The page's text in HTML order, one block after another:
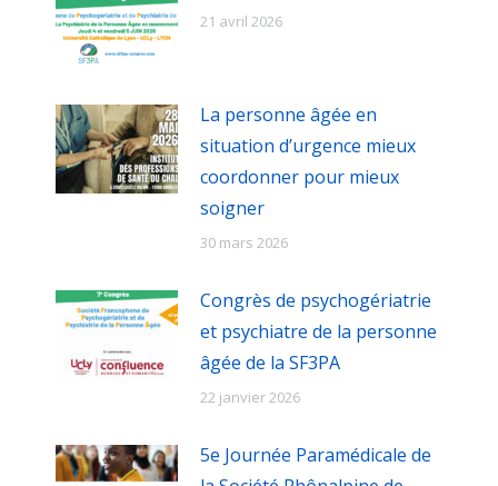
21 avril 2026
La personne âgée en
situation d’urgence mieux
coordonner pour mieux
soigner
30 mars 2026
Congrès de psychogériatrie
et psychiatre de la personne
âgée de la SF3PA
22 janvier 2026
5e Journée Paramédicale de